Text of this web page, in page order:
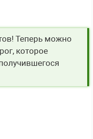
Теперь можно
которое